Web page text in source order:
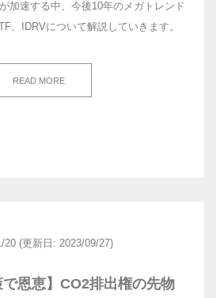
加速する中、今後10年のメガトレンド
、IDRVについて解説していきます。
READ MORE
20 (更新日: 2023/09/27)
で恩恵】CO2排出権の先物